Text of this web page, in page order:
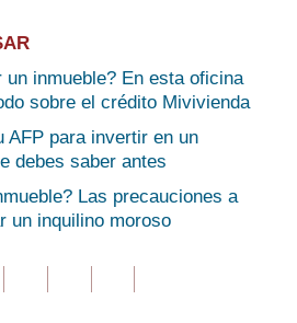
un inmueble? En esta oficina
sobre el crédito Mivivienda
AFP para invertir en un
debes saber antes
Las precauciones a
un inquilino moroso